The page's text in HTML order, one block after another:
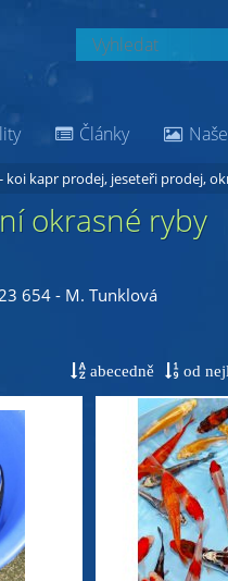
koi kapr prodej, jeseteři prodej,
okrasné ryby
654 - M. Tunklová
abecedně od
Články